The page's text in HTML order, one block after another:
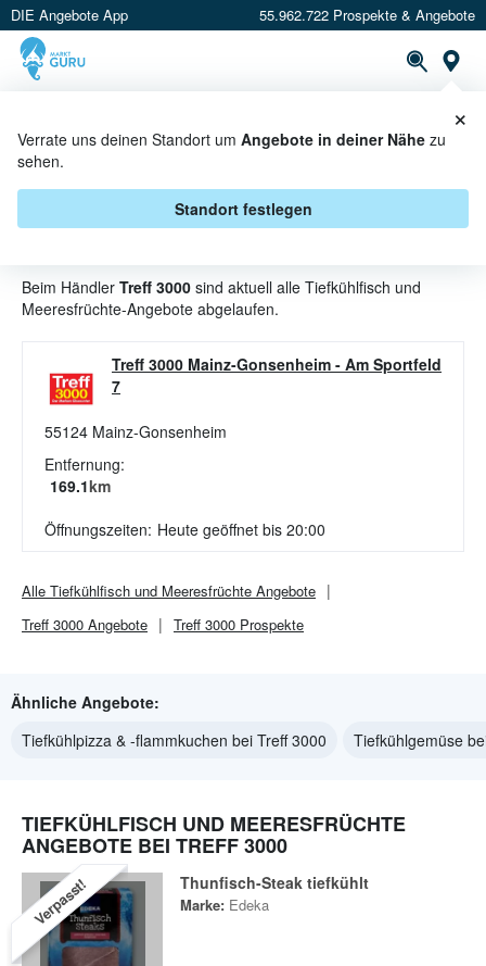
DIE Angebote App 55.962.722 Prospekte & Angebote
Verrate uns deinen Standort um Angebote in deiner Nähe zu
sehen.
Standort festlegen
×
TIEFKÜHLFISCH UND
MEERESFRÜCHTE ANGEBOTE &
AKTIONEN BEI TREFF 3000
Beim Händler Treff 3000 sind aktuell alle Tiefkühlfisch und
Meeresfrüchte-Angebote abgelaufen.
Treff 3000 Mainz-Gonsenheim - Am Sportfeld
7
55124 Mainz-Gonsenheim
Entfernung:
169.1km
Öffnungszeiten: Heute geöffnet bis 20:00
Alle Tiefkühlfisch und Meeresfrüchte Angebote
Treff 3000 Angebote Treff 3000 Prospekte
Ähnliche Angebote:
Tiefkühlpizza & -flammkuchen bei Treff 3000
Tiefkühlgemüse
TIEFKÜHLFISCH UND MEERESFRÜCHTE
ANGEBOTE BEI TREFF 3000
Verpasst! Thunfisch-Steak tiefkühlt
Marke: Edeka